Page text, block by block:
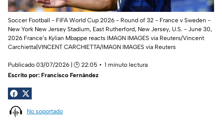
Soccer Football - FIFA World Cup 2026 - Round of 32 - France v Sweden -
New York New Jersey Stadium, East Rutherford, New Jersey, U.S. - June 30,
2026 France’s Kylian Mbappe reacts IMAGN IMAGES via Reuters/Vincent
Carchietta|VINCENT CARCHIETTA/IMAGN IMAGES via Reuters
Publicado 03/07/2026 | 🕑 22:05
1 minuto lectura
Escrito por: Francisco Fernández
No soportado